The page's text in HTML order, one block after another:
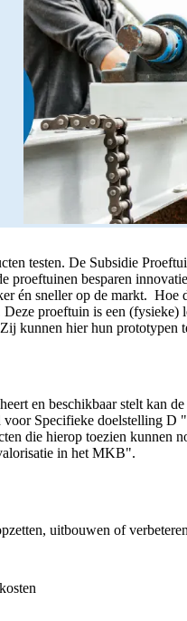
testen. De Subsidie
besparen
én sneller op de markt. Hoe
proeftuin is een (fysieke)
kunnen hier hun prototypen
en beschikbaar stelt kan
Specifieke doelstelling D
die hierop toezien kunnen
in het MKB".
uitbouwen of